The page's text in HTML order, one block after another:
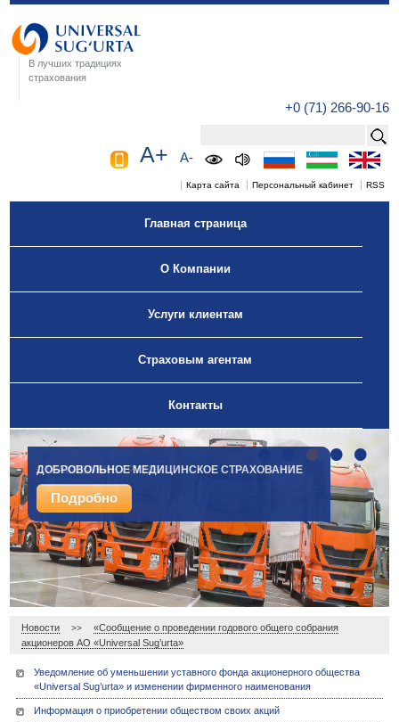
В лучших традициях
страхования
+0 (71) 266-90-16
A+ A-
Карта сайта Персональный кабинет RSS
Главная страница
О Компании
Услуги клиентам
Страховым агентам
Контакты
ДОБРОВОЛЬНОЕ МЕДИЦИНСКОЕ СТРАХОВАНИЕ
Подробно
СТРАХОВАНИЕ ГРУЗОВ
Подробно
•••••
Новости >>
«Сообщение о проведении годового общего собрания
акционеров АО «Universal Sug’urta»
Уведомление об уменьшении уставного фонда акционерного общества
«Universal Sug’urta» и изменении фирменного наименования
Информация о приобретении обществом своих акций